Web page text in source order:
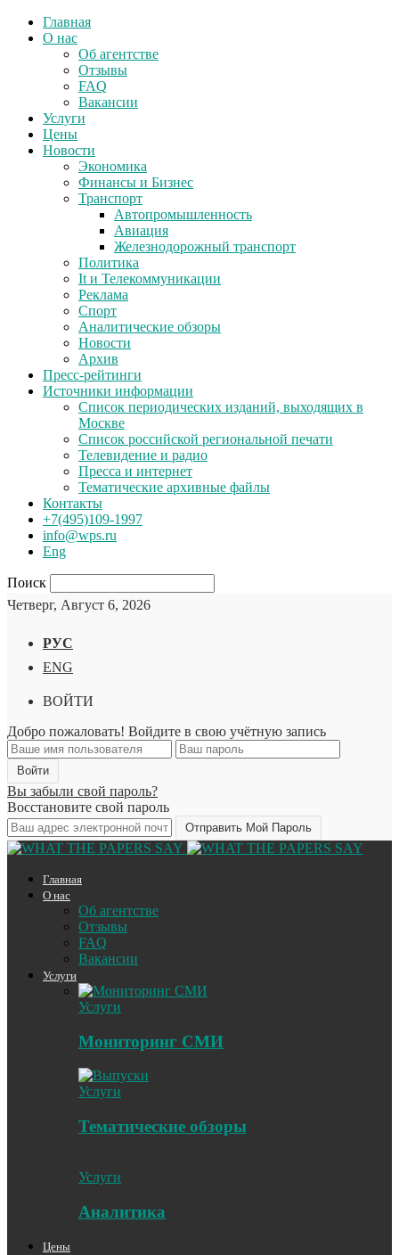
Главная
О нас
Об агентстве
Отзывы
FAQ
Вакансии
Услуги
Цены
Новости
Экономика
Финансы и Бизнес
Транспорт
Автопромышленность
Авиация
Железнодорожный транспорт
Политика
It и Телекоммуникации
Реклама
Спорт
Аналитические обзоры
Новости
Архив
Пресс-рейтинги
Источники информации
Список периодических изданий, выходящих в
Москве
Список российской региональной печати
Телевидение и радио
Пресса и интернет
Тематические архивные файлы
Контакты
+7(495)109-1997
info@wps.ru
Eng
Поиск
Четверг, Август 6, 2026
РУС
ENG
ВОЙТИ
Добро пожаловать! Войдите в свою учётную запись
Вы забыли свой пароль?
Восстановите свой пароль
Главная
О нас
Об агентстве
Отзывы
FAQ
Вакансии
Услуги
Услуги
Мониторинг СМИ
Услуги
Тематические обзоры
Услуги
Аналитика
Цены